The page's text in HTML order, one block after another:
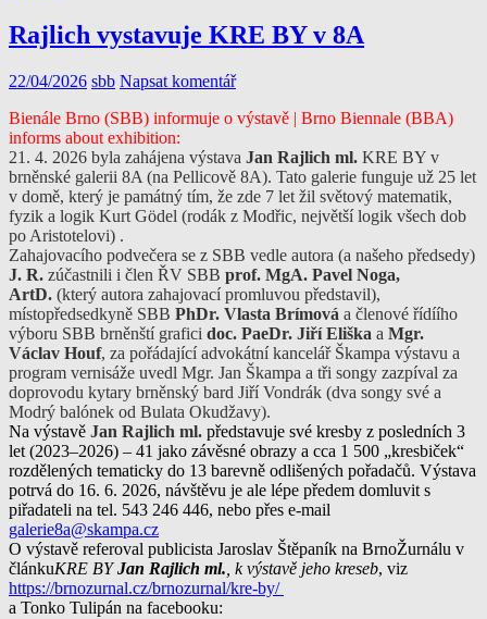
Rajlich vystavuje KRE BY v 8A
22/04/2026 sbb Napsat komentář
Bienále Brno (SBB) informuje o výstavě | Brno Biennale (BBA)
informs about exhibition:
21. 4. 2026 byla zahájena výstava Jan Rajlich ml. KRE BY v
brněnské galerii 8A (na Pellicově 8A). Tato galerie funguje už 25 let
v domě, který je památný tím, že zde 7 let žil světový matematik,
fyzik a logik Kurt Gödel (rodák z Modřic, největší logik všech dob
po Aristotelovi) .
Zahajovacího podvečera se z SBB vedle autora (a našeho předsedy)
J. R. zúčastnili i člen ŘV SBB prof. MgA. Pavel Noga,
ArtD. (který autora zahajovací promluvou představil),
místopředsedkyně SBB PhDr. Vlasta Brímová a členové řídíího
výboru SBB brněnští grafici doc. PaeDr. Jiří Eliška a Mgr.
Václav Houf, za pořádající advokátní kancelář Škampa výstavu a
program vernisáže uvedl Mgr. Jan Škampa a tři songy zazpíval za
doprovodu kytary brněnský bard Jiří Vondrák (dva songy své a
Modrý balónek od Bulata Okudžavy).
Na výstavě Jan Rajlich ml. představuje své kresby z posledních 3
let (2023–2026) – 41 jako závěsné obrazy a cca 1 500 „kresbiček“
rozdělených tematicky do 13 barevně odlišených pořadačů. Výstava
potrvá do 16. 6. 2026, návštěvu je ale lépe předem domluvit s
piřadateli na tel. 543 246 446, nebo přes e-mail
galerie8a@skampa.cz
O výstavě referoval publicista Jaroslav Štěpaník na BrnoŽurnálu v
článkuKRE BYJan Rajlich ml. , k výstavě jeho kreseb, viz
https://brnozurnal.cz/brnozurnal/kre-by/
a Tonko Tulipán na facebooku: